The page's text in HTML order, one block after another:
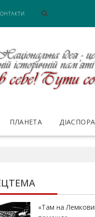
ПЛАНЕТА ДІАСПОРА
«Там на